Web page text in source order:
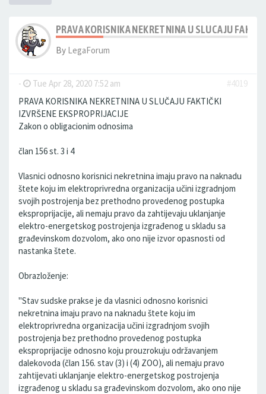
PRAVA KORISNIKA NEKRETNINA U SLUCAJU
By LegaForum
- Tue Apr 28, 2020 7:52 am
#4019
PRAVA KORISNIKA NEKRETNINA U SLUČAJU FAKTIČKI
IZVRŠENE EKSPROPRIJACIJE
Zakon o obligacionim odnosima
član 156 st. 3 i 4
Vlasnici odnosno korisnici nekretnina imaju pravo na naknadu
štete koju im elektroprivredna organizacija učini izgradnjom
svojih postrojenja bez prethodno provedenog postupka
eksproprijacije, ali nemaju pravo da zahtijevaju uklanjanje
elektro-energetskog postrojenja izgrađenog u skladu sa
građevinskom dozvolom, ako ono nije izvor opasnosti od
nastanka štete.
Obrazloženje:
"Stav sudske prakse je da vlasnici odnosno korisnici
nekretnina imaju pravo na naknadu štete koju im
elektroprivredna organizacija učini izgradnjom svojih
postrojenja bez prethodno provedenog postupka
eksproprijacije odnosno koju prouzrokuju održavanjem
dalekovoda (član 156. stav (3) i (4) ZOO), ali nemaju pravo
zahtijevati uklanjanje elektro-energetskog postrojenja
izgrađenog u skladu sa građevinskom dozvolom, ako ono nije